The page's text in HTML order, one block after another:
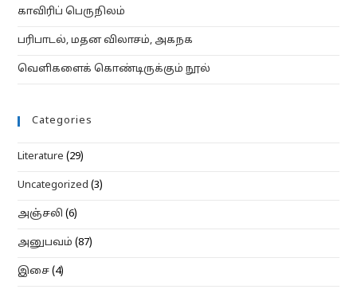
காவிரிப் பெருநிலம்
பரிபாடல், மதன விலாசம், அகநக
வெளிகளைக் கொண்டிருக்கும் நூல்
Categories
Literature (29)
Uncategorized (3)
அஞ்சலி (6)
அனுபவம் (87)
இசை (4)